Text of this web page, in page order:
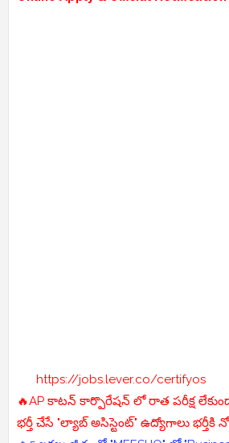
https://jobs.lever.co/certifyos
🔥AP కాటన్ కార్పొరేషన్ లో రాత పరీక్ష
భర్తీ చేసే "ల్యాబ్ అసిస్టెంట్" ఉద్యోగాలు భర్తీకి